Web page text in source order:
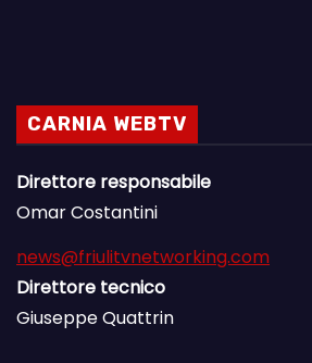
CARNIA WEBTV
Direttore responsabile
Omar Costantini
news@friulitvnetworking.com
Direttore tecnico
Giuseppe Quattrin